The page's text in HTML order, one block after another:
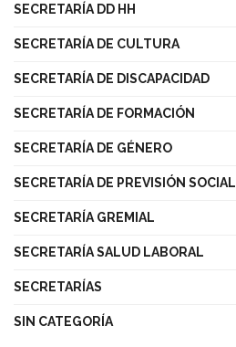
SECRETARÍA DD HH
SECRETARÍA DE CULTURA
SECRETARÍA DE DISCAPACIDAD
SECRETARÍA DE FORMACIÓN
SECRETARÍA DE GÉNERO
SECRETARÍA DE PREVISIÓN SOCIAL
SECRETARÍA GREMIAL
SECRETARÍA SALUD LABORAL
SECRETARÍAS
SIN CATEGORÍA